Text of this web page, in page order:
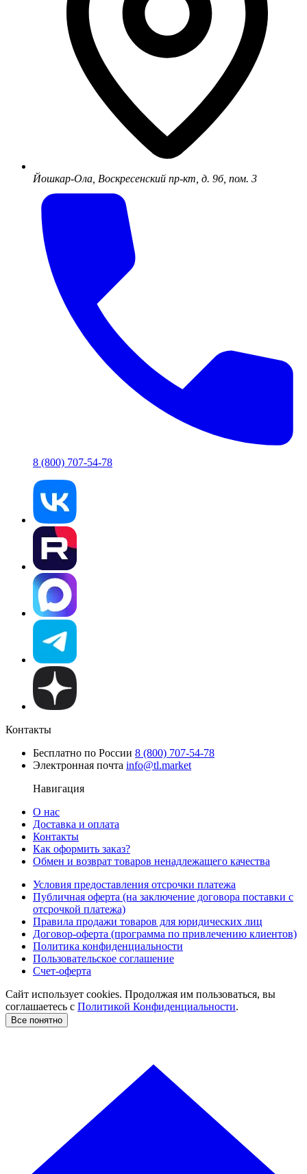
Йошкар-Ола, Воскресенский пр-кт, д. 9б, пом. 3
8 (800) 707-54-78
Контакты
Бесплатно по России 8 (800) 707-54-78
Электронная почта info@tl.market
Навигация
О нас
Доставка и оплата
Контакты
Как оформить заказ?
Обмен и возврат товаров ненадлежащего качества
Условия предоставления отсрочки платежа
Публичная оферта (на заключение договора поставки с
отсрочкой платежа)
Правила продажи товаров для юридических лиц
Договор-оферта (программа по привлечению клиентов)
Политика конфиденциальности
Пользовательское соглашение
Счет-оферта
Сайт использует cookies. Продолжая им пользоваться, вы
соглашаетесь c Политикой Конфиденциальности.
Все понятно